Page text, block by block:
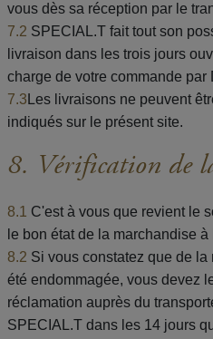
vous dès sa réception par le
7.2 SPECIAL.T fait tout son
livraison dans les trois jours
charge de votre commande par
7.3 Les livraisons ne peuvent
indiqués sur le présent site.
8. Vérification de
8.1 C'est à vous que revient le
le bon état de la marchandise
8.2 Si vous constatez que de
été endommagée, vous devez
réclamation auprès du
SPECIAL.T dans les 14 jours